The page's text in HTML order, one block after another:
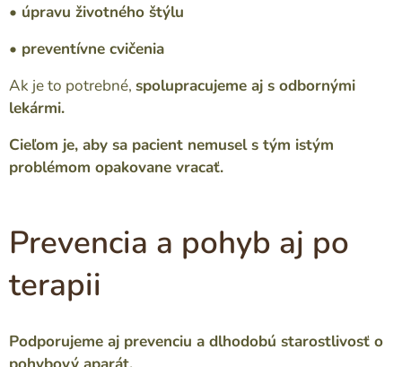
• úpravu životného štýlu
• preventívne cvičenia
Ak je to potrebné, spolupracujeme aj s odbornými
lekármi.
Cieľom je, aby sa pacient nemusel s tým istým
problémom opakovane vracať.
Prevencia a pohyb aj po
terapii
Podporujeme aj prevenciu a dlhodobú starostlivosť o